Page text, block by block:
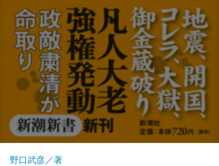
野口武彦／著